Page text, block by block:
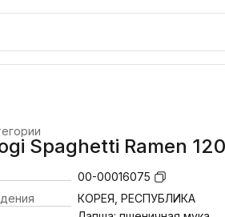
Spaghetti Ramen
00-00016075
КОРЕЯ, РЕСПУБЛИКА